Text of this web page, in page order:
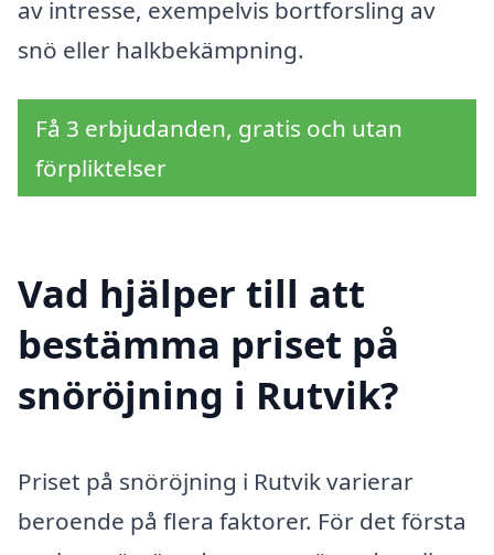
av intresse, exempelvis bortforsling av
snö eller halkbekämpning.
Få 3 erbjudanden, gratis och utan
förpliktelser
Vad hjälper till att
bestämma priset på
snöröjning i Rutvik?
Priset på snöröjning i Rutvik varierar
beroende på flera faktorer. För det första